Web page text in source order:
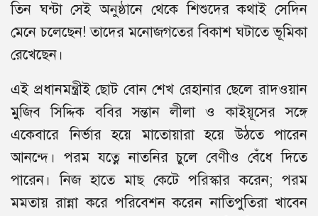
তিন ঘন্টা সেই অনুষ্ঠানে থেকে শিশুদের কথাই সেদিন
মেনে চলেছেন! তাদের মনোজগতের বিকাশ ঘটাতে ভূমিকা
রেখেছেন।
এই প্রধানমন্ত্রীই ছোট বোন শেখ রেহানার ছেলে রাদওয়ান
মুজিব সিদ্দিক ববির সন্তান লীলা ও কাইয়ূসের সঙ্গে
একেবারে নির্ভার হয়ে মাতোয়ারা হয়ে উঠতে পারেন
আনন্দে। পরম যত্নে নাতনির চুলে বেণীও বেঁধে দিতে
পারেন। নিজ হাতে মাছ কেটে পরিস্কার করেন; পরম
মমতায় রান্না করে পরিবেশন করেন নাতিপুতিরা খাবেন